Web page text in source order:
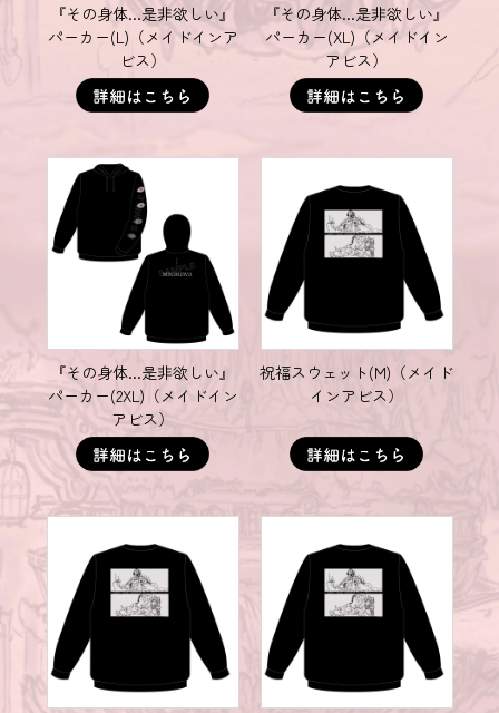
『その身体...是非欲しい』
パーカー(L)（メイドインア
ビス）
『その身体...是非欲しい』
パーカー(XL)（メイドイン
アビス）
『その身体...是非欲しい』
パーカー(2XL)（メイドイン
アビス）
祝福スウェット(M)（メイド
インアビス）